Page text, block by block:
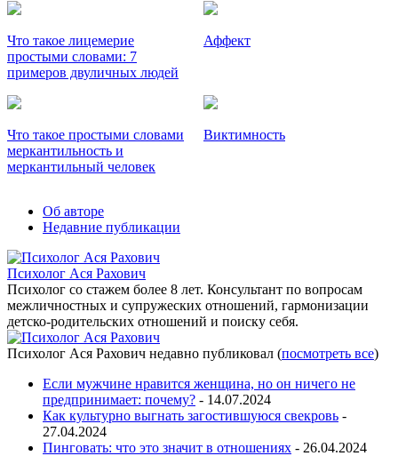
Что такое лицемерие
простыми словами: 7
примеров двуличных людей
Аффект
Что такое простыми словами
меркантильность и
меркантильный человек
Виктимность
Об авторе
Недавние публикации
Психолог Ася Рахович
Психолог со стажем более 8 лет. Консультант по вопросам
межличностных и супружеских отношений, гармонизации
детско-родительских отношений и поиску себя.
Психолог Ася Рахович недавно публиковал (посмотреть все)
Если мужчине нравится женщина, но он ничего не
предпринимает: почему? - 14.07.2024
Как культурно выгнать загостившуюся свекровь -
27.04.2024
Пинговать: что это значит в отношениях - 26.04.2024